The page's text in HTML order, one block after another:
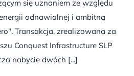
się uznaniem ze względu
odnawialnej i ambitną
Transakcja, zrealizowana za
Conquest Infrastructure SLP
nabycie dwóch [...]